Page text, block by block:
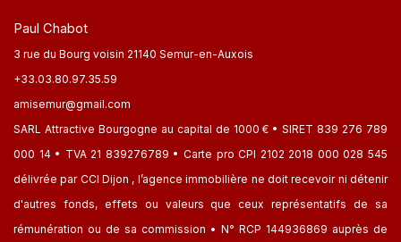
Paul Chabot
3 rue du Bourg voisin 21140 Semur-en-Auxois
+33.03.80.97.35.59
amisemur@gmail.com
SARL Attractive Bourgogne au capital de 1000 € • SIRET 839 276 789
000 14 • TVA 21 839276789 • Carte pro CPI 2102 2018 000 028 545
délivrée par CCI Dijon , l’agence immobilière ne doit recevoir ni détenir
d'autres fonds, effets ou valeurs que ceux représentatifs de sa
rémunération ou de sa commission • N° RCP 144936869 auprès de